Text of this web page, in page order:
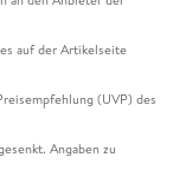
auf der Artikelseite
(UVP) des
Angaben zu